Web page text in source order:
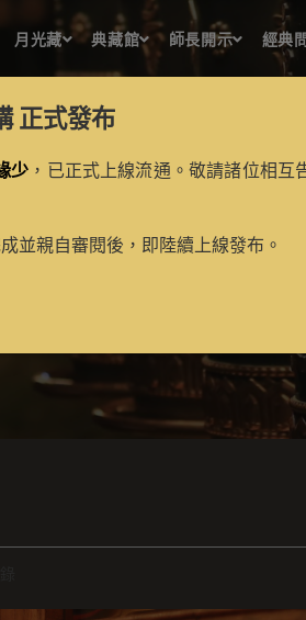
月光藏 典藏館 師長開示 經典
度母修法
正式發布
少 ，已正式上線流通。敬請諸位相互
並親自審閱後，即陸續上線發布。